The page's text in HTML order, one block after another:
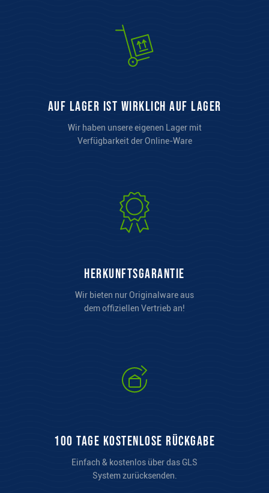
auf Lager ist wirklich auf Lager
Wir haben unsere eigenen Lager mit
Verfügbarkeit der Online-Ware
Herkunftsgarantie
Wir bieten nur Originalware aus
dem offiziellen Vertrieb an!
100 Tage kostenlose Rückgabe
Einfach & kostenlos über das GLS
System zurücksenden.